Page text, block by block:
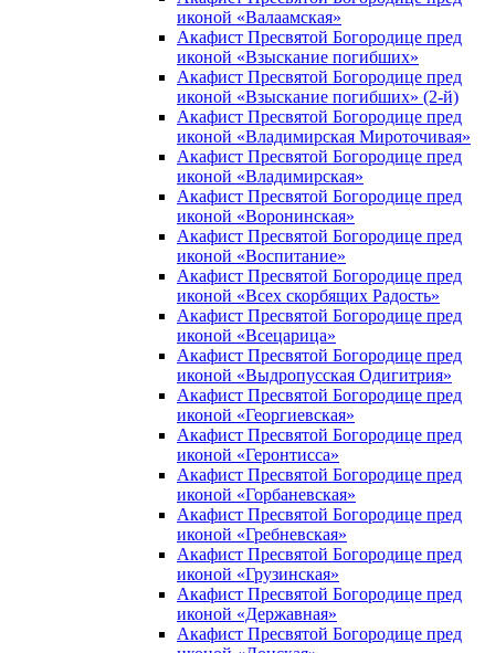
иконой «Валаамская»
Акафист Пресвятой Богородице пред
иконой «Взыскание погибших»
Акафист Пресвятой Богородице пред
иконой «Взыскание погибших» (2-й)
Акафист Пресвятой Богородице пред
иконой «Владимирская Мироточивая»
Акафист Пресвятой Богородице пред
иконой «Владимирская»
Акафист Пресвятой Богородице пред
иконой «Воронинская»
Акафист Пресвятой Богородице пред
иконой «Воспитание»
Акафист Пресвятой Богородице пред
иконой «Всех скорбящих Радость»
Акафист Пресвятой Богородице пред
иконой «Всецарица»
Акафист Пресвятой Богородице пред
иконой «Выдропусская Одигитрия»
Акафист Пресвятой Богородице пред
иконой «Георгиевская»
Акафист Пресвятой Богородице пред
иконой «Геронтисса»
Акафист Пресвятой Богородице пред
иконой «Горбаневская»
Акафист Пресвятой Богородице пред
иконой «Гребневская»
Акафист Пресвятой Богородице пред
иконой «Грузинская»
Акафист Пресвятой Богородице пред
иконой «Державная»
Акафист Пресвятой Богородице пред